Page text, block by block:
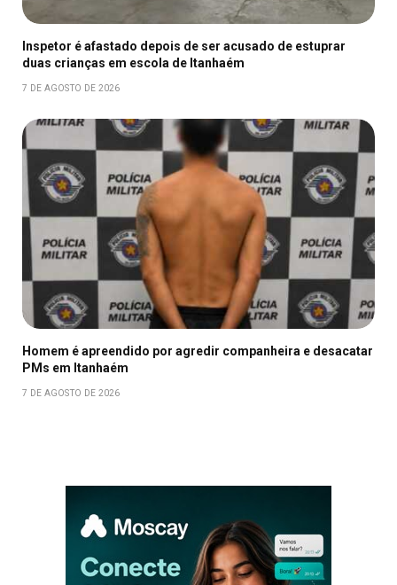
Inspetor é afastado depois de ser acusado de estuprar
duas crianças em escola de Itanhaém
7 DE AGOSTO DE 2026
Homem é apreendido por agredir companheira e desacatar
PMs em Itanhaém
7 DE AGOSTO DE 2026